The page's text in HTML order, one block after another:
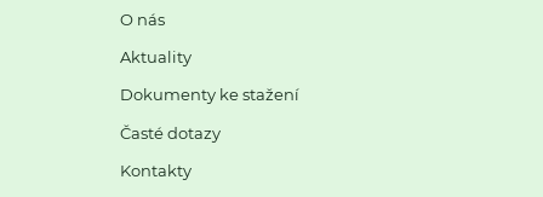
O nás
Aktuality
Dokumenty ke stažení
Časté dotazy
Kontakty